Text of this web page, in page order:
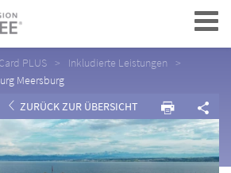
Navigation
PLUS
Inkludierte Leistungen
Meersburg
ZURÜCK ZUR ÜBERSICHT